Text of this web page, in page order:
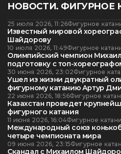
НОВОСТИ. ФИГУРНОЕ
25 июля 2026, 11:26Фигурное
Известный мировой
Шайдорову
10 июля 2026, 11:49Фигурное
Олимпийский чемпион
подготовку с топ-
30 июня 2026, 23:02Фигурное
Ушел из жизни двукратный
фигурному катанию Артур
22 июня 2026, 18:56Фигурное
Казахстан проведет
фигурного катания
11 июня 2026, 16:04Фигурное
Международный союз
четыре чемпионата мира
09 июня 2026, 23:15Фигурное
Скандал с Михаилом